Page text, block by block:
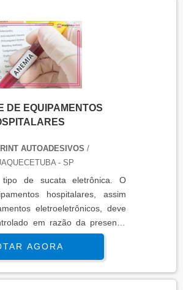
DE EQUIPAMENTOS
AUTOADESIVOS /
- SP
tipo de sucata eletrônica. O
hospitalares, assim
eletroeletrônicos, deve
em razão da presença
e da placa de controle, que
eletrônicos e, como tal,
risco ao meio ambiente
com os lixos orgânicos. Toda
AGORA